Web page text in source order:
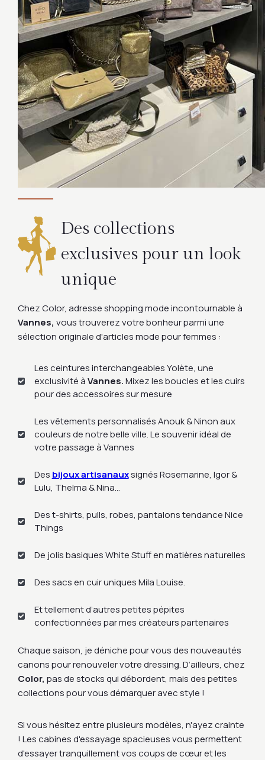
Des collections
exclusives pour un look
unique
Chez Color, adresse shopping mode incontournable à
Vannes, vous trouverez votre bonheur parmi une
sélection originale d'articles mode pour femmes :
Les ceintures interchangeables Yolète, une
exclusivité àVannes.Mixez les boucles et les cuirs
pour des accessoires sur mesure
Les vêtements personnalisés Anouk & Ninon aux
couleurs de notre belle ville. Le souvenir idéal de
votre passage à Vannes
Des bijoux artisanauxsignés Rosemarine, Igor &
Lulu, Thelma & Nina...
Des t-shirts, pulls, robes, pantalons tendance Nice
Things
De jolis basiques White Stuff en matières naturelles
Des sacs en cuir uniques Mila Louise.
Et tellement d’autres petites pépites
confectionnées par mes créateurs partenaires
Chaque saison, je déniche pour vous des nouveautés
canons pour renouveler votre dressing. D’ailleurs, chez
Color, pas de stocks qui débordent, mais des petites
collections pour vous démarquer avec style !
Si vous hésitez entre plusieurs modèles, n'ayez crainte
! Les cabines d'essayage spacieuses vous permettent
d'essayer tranquillement vos coups de cœur et les